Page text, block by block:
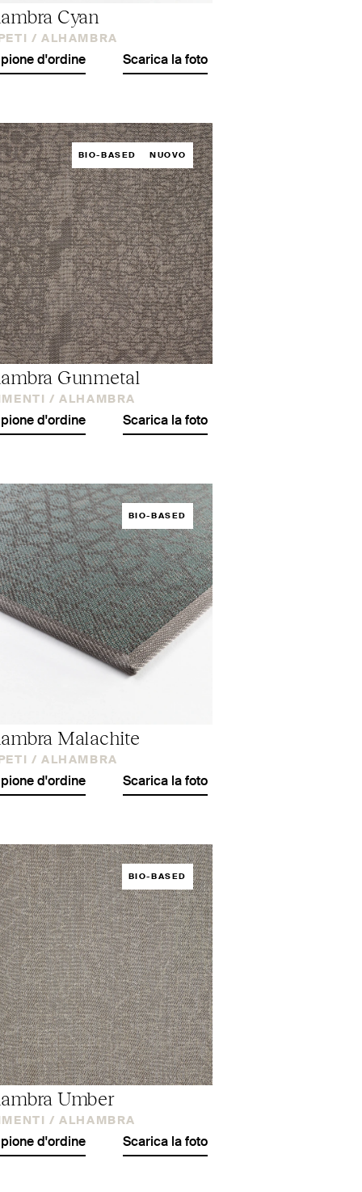
Cyan
/ ALHAMBRA
d'ordine Scarica la foto
BIO-BASED NUOVO
Gunmetal
/ ALHAMBRA
d'ordine Scarica la foto
BIO-BASED
Malachite
/ ALHAMBRA
d'ordine Scarica la foto
BIO-BASED
Umber
/ ALHAMBRA
d'ordine Scarica la foto